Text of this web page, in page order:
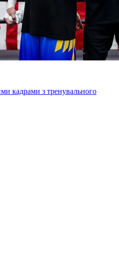
кадрами з тренувального